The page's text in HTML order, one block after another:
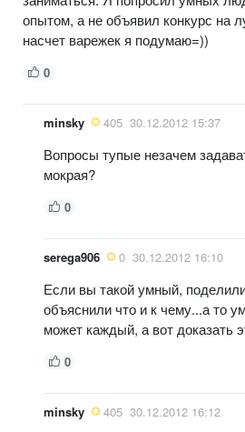
опытом, а не объявил конкурс на
насчет варежек я подумаю=))
0
minsky 405 30.12.2012 15:37
Вопросы тупые незачем
мокрая?
0
serega906 0 30.12.2012 16:10
Если вы такой умный,
объяснили что и к чему...а то
может каждый, а вот доказать
0
minsky 405 30.12.2012 16:12